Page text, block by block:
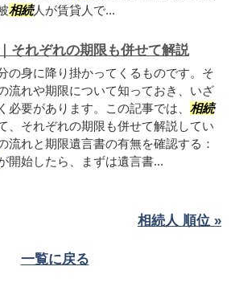
相続人が賃貸人で...
それぞれの期限も併せて解説
の身に降り掛かってくるものです。そ
流れや期限について知っておき、いざ
必要があります。この記事では、 相続
、それぞれの期限も併せて解説してい
流れと期限遺言書の有無を確認する：
開始したら、まずは遺言書...
相続人 順位 »
一覧に戻る